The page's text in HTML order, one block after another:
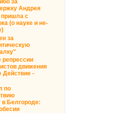
за
Андрея
с
(о науке и не-
за
репрессии
движения
Действие -
по
в Белгороде: